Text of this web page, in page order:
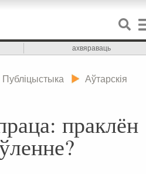
ахвяраваць
Публіцыстыка
Аўтарскія
праклён